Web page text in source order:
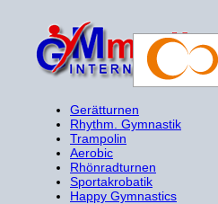
Gerätturnen
Rhythm. Gymnastik
Trampolin
Aerobic
Rhönradturnen
Sportakrobatik
Happy Gymnastics